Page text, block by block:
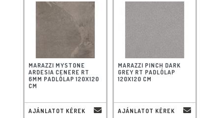
MARAZZI MYSTONE
ARDESIA CENERE RT
6MM PADLÓLAP 120X120
CM
AJÁNLATOT KÉREK
MARAZZI PINCH DARK
GREY RT PADLÓLAP
120X120 CM
AJÁNLATOT KÉREK